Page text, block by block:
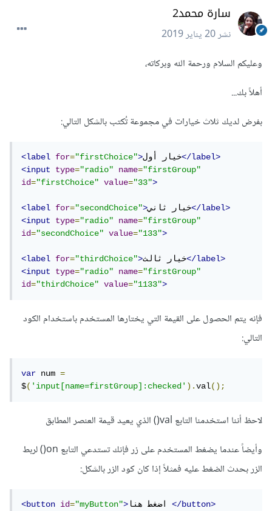
سارة محمد2
نشر20 يناير 2019
وعليكم السلام ورحمة الله وبركاته،
أهلاً بك...
بفرض لديك ثلاث خيارات في مجموعة تُكتب بالشكل التالي:
<label for="firstChoice">خيار أول</label>
<input
type="radio" name="firstGroup"
id="firstChoice" value="33">
<label for="secondChoice">خيار ثاني</label>
<input
type="radio" name="firstGroup"
id="secondChoice" value="133">
<label for="thirdChoice">خيار ثالث</label>
<input
type="radio" name="firstGroup"
id="thirdChoice" value="1133">
فإنه يتم الحصول على القيمة التي يختارها المستخدم باستخدام الكود
التالي:
var num =
$('input[name=firstGroup]:checked').val();
لاحظ أننا استخدمنا التابع val() الذي يعيد قيمة العنصر المطابق
وأيضاً عندما يضغط المستخدم على زر فإنك تستدعي التابع on() لربط
الزر بحدث الضغط عليه فمثلاً إذا كان كود الزر بالشكل:
<button id="myButton"> اضغط هنا </button>